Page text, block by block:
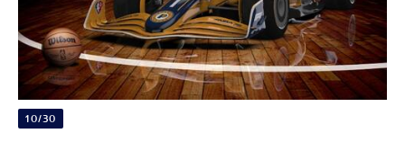
10/30